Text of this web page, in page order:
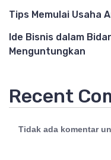
Tips Memulai Usaha
Ide Bisnis dalam
Menguntungkan
Recent
Tidak ada komentar